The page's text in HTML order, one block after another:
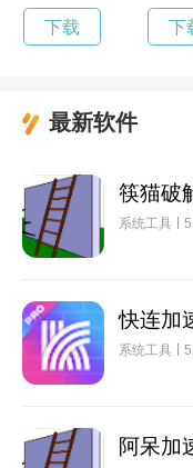
下载 下
最新软件
筷猫破
系统工具
快连加
系统工具
阿呆加